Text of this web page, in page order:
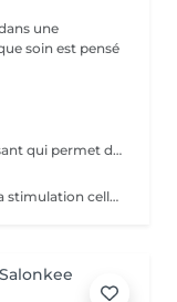
une
soin est pensé
La Pressothérapie est un procédé amincissant qui permet de traiter les problèmes de rétention d'eau, de circulation sanguine, et soulagé les jambes lourdes. Cette technique mécanique agit comme un drainage lymphatique. Nous utilisons un appareil de Pressothérapie qui opére un massage par compression et décompression. Les alvéoles des accessoires se remplissent d'air à un rythme varié et exercent des pressions multiples et douces sur les parties traitées.
LPG endermologie - LEADER mondial de la stimulation cellulaire! Une triple action simultanée en un seul et meme traitement: - raffermir la peau, redensification naturelle du derme (collagène, élastine, acide hyaluronique endogènes) - lisser la peau d'orange - déstocker les graisses résistantes&localisées +70% Des résultats visibles dès la 3-em séance